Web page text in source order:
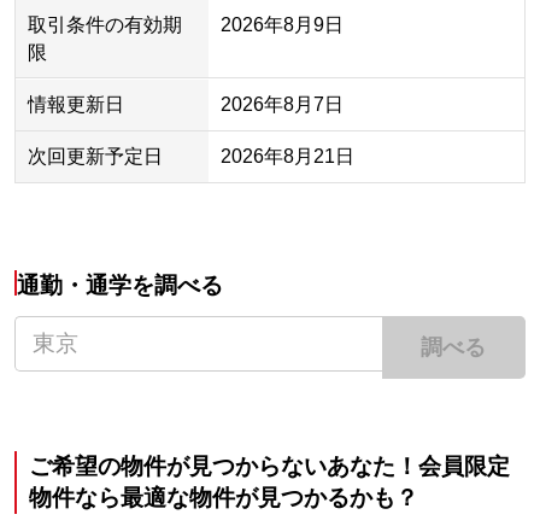
取引条件の有効期
限
2026年8月9日
情報更新日 2026年8月7日
次回更新予定日 2026年8月21日
通勤・通学を調べる
調べる
ご希望の物件が見つからないあなた！会員限定
物件なら最適な物件が見つかるかも？